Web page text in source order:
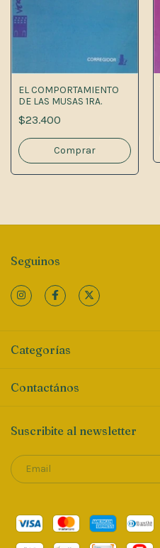
EL COMPORTAMIENTO
DE LAS MUSAS 1RA.
$23.400
Seguinos
Categorías
Contactános
Suscribite al newsletter